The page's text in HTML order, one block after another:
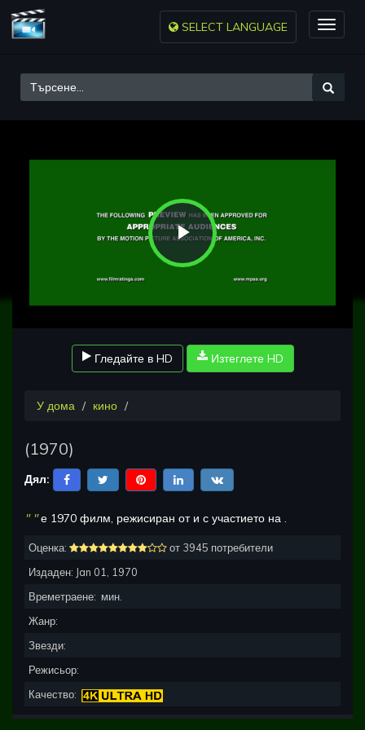
Toggle
SELECT LANGUAGE
Play
Гледайте в HD Изтеглете HD
У дома кино
(1970)
Дял:
" "е 1970 филм, режисиран от и с участието на .
Оценка:
от 3945 потребители
Издаден: Jan 01, 1970
Времетраене: мин.
Жанр:
Звезди:
Режисьор:
Качество: